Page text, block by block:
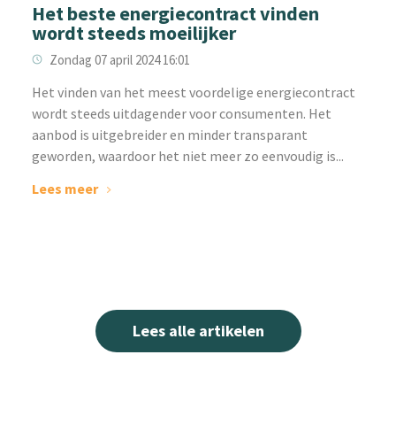
Het beste energiecontract vinden
wordt steeds moeilijker
Zondag 07 april 2024 16:01
‌Het vinden van het meest voordelige energiecontract
wordt steeds uitdagender voor consumenten. Het
aanbod is uitgebreider en minder transparant
geworden, waardoor het niet meer zo eenvoudig is...
Lees meer
Lees alle artikelen